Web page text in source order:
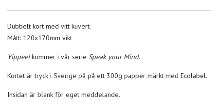
Dubbelt kort med vitt kuvert.
Mått: 120x170mm vikt
Yippee!kommer i vår serie Speak your Mind.
Kortet är tryck i Sverige på på ett 300g papper märkt med Ecolabel.
Insidan är blank för eget meddelande.